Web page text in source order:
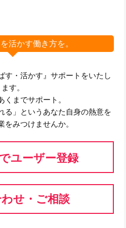
活かす働き方を。
す・活かす』サポートをいたし
ます。
くまでサポート。
る」というあなた自身の熱意を
をみつけませんか。
でユーザー登録
せ・ご相談